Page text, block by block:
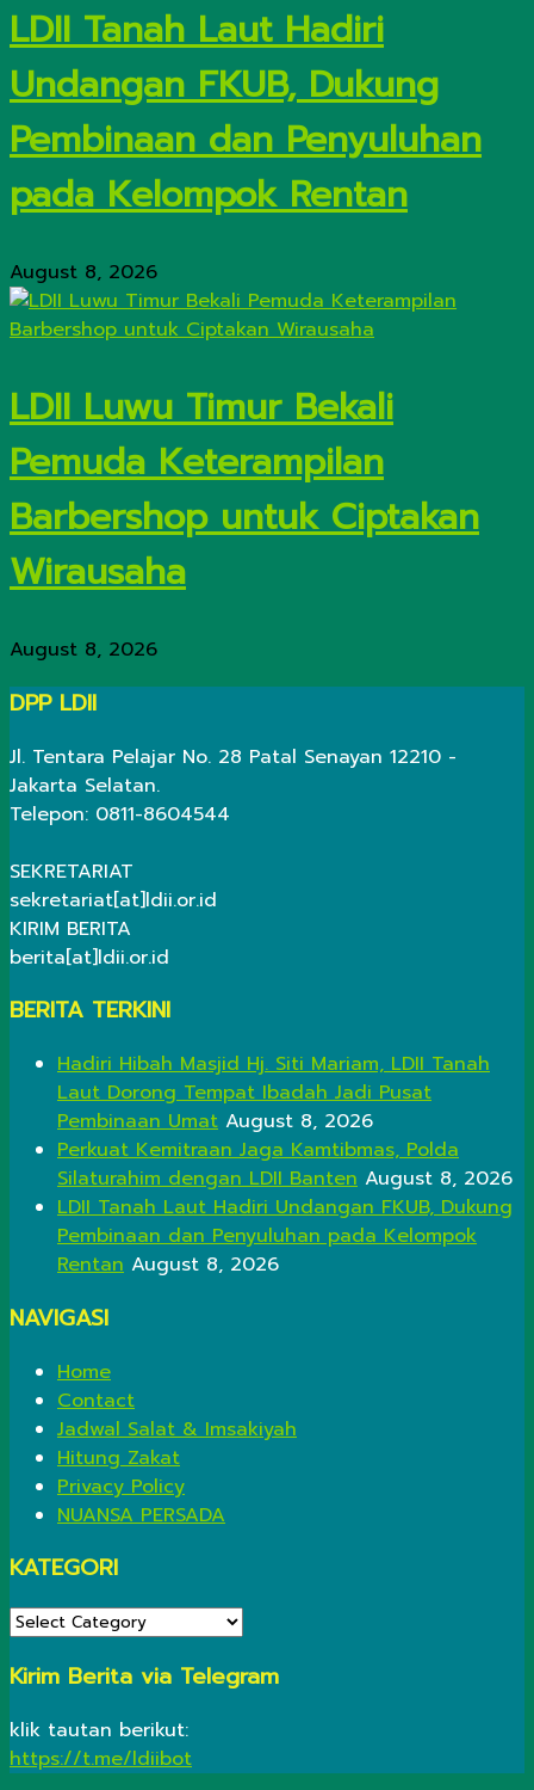
LDII Tanah Laut Hadiri
Undangan FKUB, Dukung
Pembinaan dan Penyuluhan
pada Kelompok Rentan
August 8, 2026
LDII Luwu Timur Bekali
Pemuda Keterampilan
Barbershop untuk Ciptakan
Wirausaha
August 8, 2026
DPP LDII
Jl. Tentara Pelajar No. 28 Patal Senayan 12210 -
Jakarta Selatan.
Telepon: 0811-8604544
SEKRETARIAT
sekretariat[at]ldii.or.id
KIRIM BERITA
berita[at]ldii.or.id
BERITA TERKINI
Hadiri Hibah Masjid Hj. Siti Mariam, LDII Tanah
Laut Dorong Tempat Ibadah Jadi Pusat
Pembinaan Umat August 8, 2026
Perkuat Kemitraan Jaga Kamtibmas, Polda
Silaturahim dengan LDII Banten August 8, 2026
LDII Tanah Laut Hadiri Undangan FKUB, Dukung
Pembinaan dan Penyuluhan pada Kelompok
Rentan August 8, 2026
NAVIGASI
Home
Contact
Jadwal Salat & Imsakiyah
Hitung Zakat
Privacy Policy
NUANSA PERSADA
KATEGORI
KATEGORI
Kirim Berita via Telegram
klik tautan berikut:
https://t.me/ldiibot